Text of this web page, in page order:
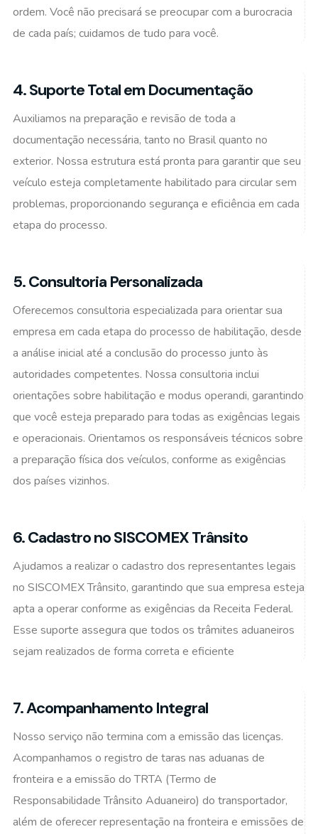
ordem. Você não precisará se preocupar com a burocracia
de cada país; cuidamos de tudo para você.
4. Suporte Total em Documentação
Auxiliamos na preparação e revisão de toda a
documentação necessária, tanto no Brasil quanto no
exterior. Nossa estrutura está pronta para garantir que seu
veículo esteja completamente habilitado para circular sem
problemas, proporcionando segurança e eficiência em cada
etapa do processo.
5. Consultoria Personalizada
Oferecemos consultoria especializada para orientar sua
empresa em cada etapa do processo de habilitação, desde
a análise inicial até a conclusão do processo junto às
autoridades competentes. Nossa consultoria inclui
orientações sobre habilitação e modus operandi, garantindo
que você esteja preparado para todas as exigências legais
e operacionais. Orientamos os responsáveis técnicos sobre
a preparação física dos veículos, conforme as exigências
dos países vizinhos.
6. Cadastro no SISCOMEX Trânsito
Ajudamos a realizar o cadastro dos representantes legais
no SISCOMEX Trânsito, garantindo que sua empresa esteja
apta a operar conforme as exigências da Receita Federal.
Esse suporte assegura que todos os trâmites aduaneiros
sejam realizados de forma correta e eficiente
7. Acompanhamento Integral
Nosso serviço não termina com a emissão das licenças.
Acompanhamos o registro de taras nas aduanas de
fronteira e a emissão do TRTA (Termo de
Responsabilidade Trânsito Aduaneiro) do transportador,
além de oferecer representação na fronteira e emissões de